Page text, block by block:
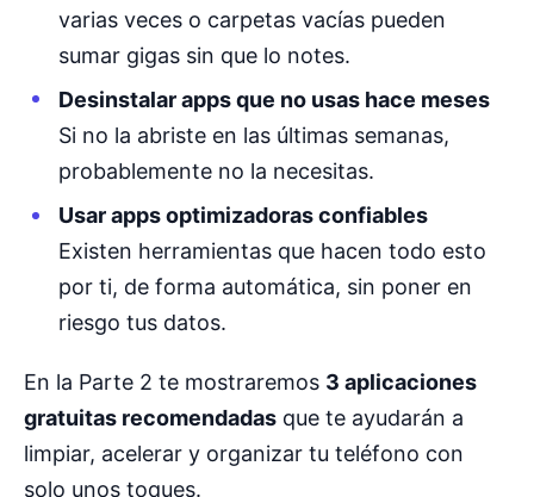
varias veces o carpetas vacías pueden
sumar gigas sin que lo notes.
Desinstalar apps que no usas hace meses
Si no la abriste en las últimas semanas,
probablemente no la necesitas.
Usar apps optimizadoras confiables
Existen herramientas que hacen todo esto
por ti, de forma automática, sin poner en
riesgo tus datos.
En la Parte 2 te mostraremos 3 aplicaciones
gratuitas recomendadas que te ayudarán a
limpiar, acelerar y organizar tu teléfono con
solo unos toques.